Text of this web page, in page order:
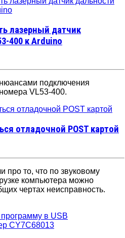
лазерный датчик
400 к Arduino
подключения
VL53-400.
отладочной POST картой
про то, что по звуковому
компьютера можно
чертах неисправность.